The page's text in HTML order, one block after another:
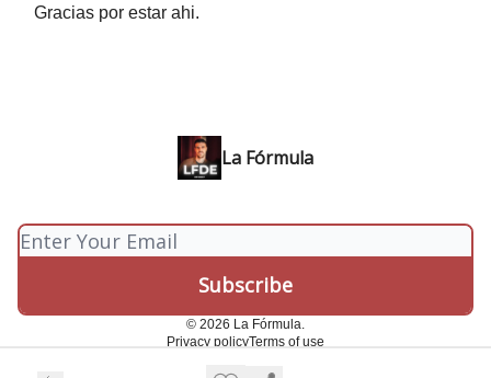
Gracias por estar ahi.
La Fórmula
© 2026 La Fórmula.
Privacy policyTerms of use
Powered by beehiiv